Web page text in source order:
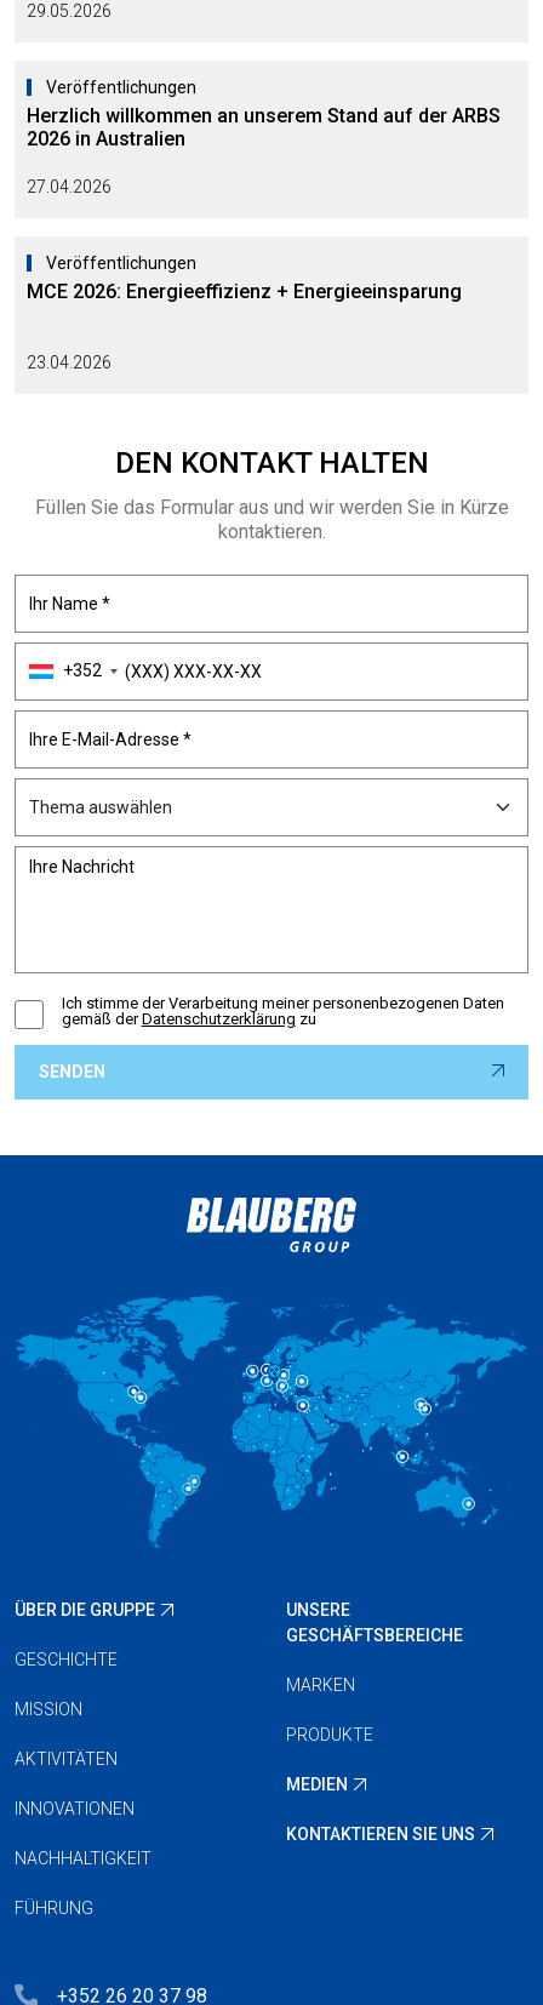
29.05.2026
Veröffentlichungen
Herzlich willkommen an unserem Stand auf der ARBS
2026 in Australien
27.04.2026
Veröffentlichungen
MCE 2026: Energieeffizienz + Energieeinsparung
23.04.2026
DEN KONTAKTHALTEN
Füllen Sie das Formular aus und wir werden Sie in Kürze
kontaktieren.
+352
Ich stimme der Verarbeitung meiner personenbezogenen Daten
gemäß der Datenschutzerklärung zu
ÜBER DIE GRUPPE
GESCHICHTE
MISSION
AKTIVITÄTEN
INNOVATIONEN
NACHHALTIGKEIT
FÜHRUNG
UNSERE
GESCHÄFTSBEREICHE
MARKEN
PRODUKTE
MEDIEN
KONTAKTIEREN SIE UNS
+352 26 20 37 98